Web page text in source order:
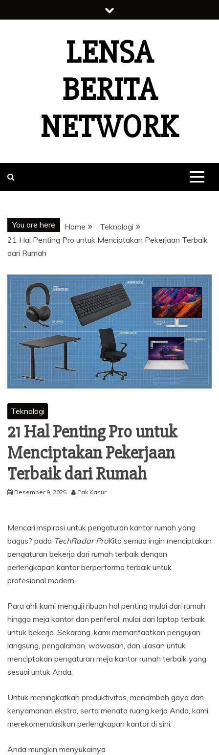
to
LENSA
BERITA
NETWORK
You are here Home
Teknologi
21 Hal Penting Pro untuk Menciptakan Pekerjaan Terbaik
dari Rumah
Teknologi
21 Hal Penting Pro untuk
Menciptakan Pekerjaan
Terbaik dari Rumah
Desember 9, 2025 Pak Kasur
Mencari inspirasi untuk pengaturan kantor rumah yang
bagus? pada TechRadar ProKita semua ingin menciptakan
pengaturan bekerja dari rumah terbaik dengan
perlengkapan kantor berperforma terbaik untuk
profesional modern.
Para ahli kami menguji ribuan hal penting mulai dari rumah
hingga meja kantor dan periferal, mulai dari laptop terbaik
untuk bekerja. Sekarang, kami memanfaatkan pengujian
langsung, pengalaman, wawasan, dan ulasan untuk
menciptakan pengaturan meja kantor rumah terbaik yang
sesuai untuk Anda.
Untuk meningkatkan produktivitas, menambah gaya dan
kenyamanan ekstra, serta menata ruang kerja Anda, kami
merekomendasikan perlengkapan kantor di sini.
Anda mungkin menyukainya